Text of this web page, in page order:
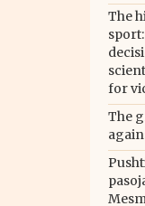
The
for
The